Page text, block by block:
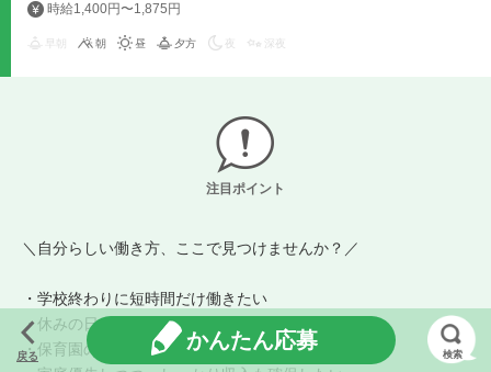
時給1,400円〜1,875円
朝 昼 夕方 夜 深夜
注目ポイント
＼自分らしい働き方、ここで見つけませんか？／
・学校終わりに短時間だけ働きたい
・休みの日にガッツリ稼ぎたい
・保育園の時間だけ働きたい
戻る
かんたん応募
検索